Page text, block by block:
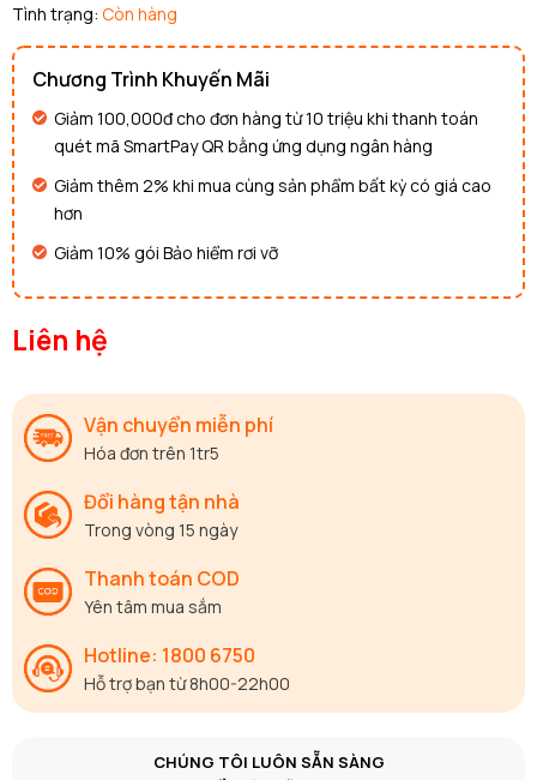
Tình trạng: Còn hàng
Chương Trình Khuyến Mãi
Giảm 100,000đ cho đơn hàng từ 10 triệu khi thanh toán
quét mã SmartPay QR bằng ứng dụng ngân hàng
Giảm thêm 2% khi mua cùng sản phẩm bất kỳ có giá cao
hơn
Giảm 10% gói Bảo hiểm rơi vỡ
Liên hệ
Vận chuyển miễn phí
Hóa đơn trên 1tr5
Đổi hàng tận nhà
Trong vòng 15 ngày
Thanh toán COD
Yên tâm mua sắm
Hotline: 1800 6750
Hỗ trợ bạn từ 8h00-22h00
CHÚNG TÔI LUÔN SẴN SÀNG